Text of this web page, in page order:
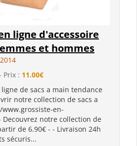
ligne d'accessoire
et hommes
Prix : 11.00€
de sacs a main tendance
notre collection de sacs a
en-
Decouvrez notre collection de
de 6.90€ - - Livraison 24h
sécuris...